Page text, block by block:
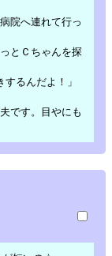
院へ連れて行っ
とＣちゃんを探
るんだよ！」
です。目やにも